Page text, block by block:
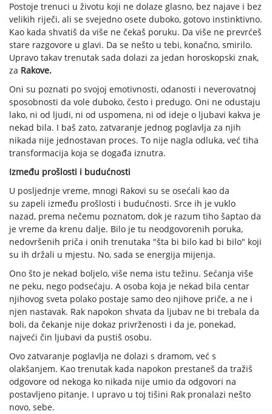
Postoje trenuci u životu koji ne dolaze glasno, bez najave i bez
velikih riječi, ali se svejedno osete duboko, gotovo instinktivno.
Kao kada shvatiš da više ne čekaš poruku. Da više ne prevrćeš
stare razgovore u glavi. Da se nešto u tebi, konačno, smirilo.
Upravo takav trenutak sada dolazi za jedan horoskopski znak,
za Rakove.
Oni su poznati po svojoj emotivnosti, odanosti i neverovatnoj
sposobnosti da vole duboko, često i predugo. Oni ne odustaju
lako, ni od ljudi, ni od uspomena, ni od ideje o ljubavi kakva je
nekad bila. I baš zato, zatvaranje jednog poglavlja za njih
nikada nije jednostavan proces. To nije nagla odluka, već tiha
transformacija koja se događa iznutra.
Između prošlosti i budućnosti
U posljednje vreme, mnogi Rakovi su se osećali kao da
su zapeli između prošlosti i budućnosti. Srce ih je vuklo
nazad, prema nečemu poznatom, dok je razum tiho šaptao da
je vreme da krenu dalje. Bilo je tu neodgovorenih poruka,
nedovršenih priča i onih trenutaka "šta bi bilo kad bi bilo" koji
su ih držali u mjestu. No, sada se energija mijenja.
Ono što je nekad boljelo, više nema istu težinu. Sećanja više
ne peku, nego podsećaju. A osoba koja je nekad bila centar
njihovog sveta polako postaje samo deo njihove priče, a ne i
njen nastavak. Rak napokon shvata da ljubav ne bi trebala da
boli, da čekanje nije dokaz privrženosti i da je, ponekad,
najveći čin ljubavi da pustiš osobu.
Ovo zatvaranje poglavlja ne dolazi s dramom, već s
olakšanjem. Kao trenutak kada napokon prestaneš da tražiš
odgovore od nekoga ko nikada nije umio da odgovori na
postavljeno pitanje. I upravo u toj tišini Rak pronalazi nešto
novo, sebe.